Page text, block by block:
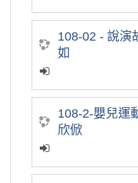
108-02 - 說演
如
108-2-嬰兒運
欣俽